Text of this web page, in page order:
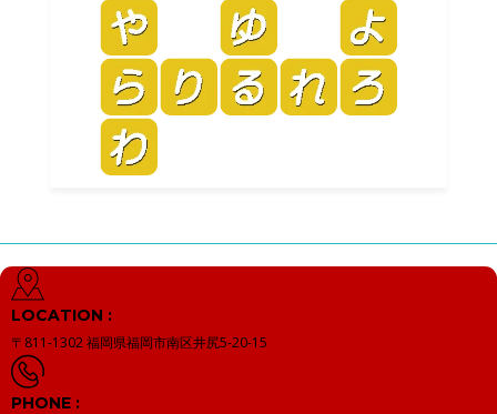
LOCATION :
〒811-1302福岡県福岡市南区井尻5-20-15
PHONE :